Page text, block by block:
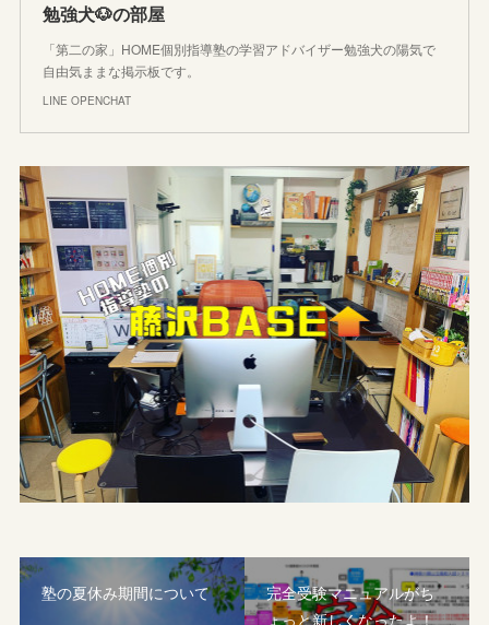
勉強犬🐶の部屋
「第二の家」HOME個別指導塾の学習アドバイザー勉強犬の陽気で
自由気ままな掲示板です。
LINE OPENCHAT
塾の夏休み期間について
完全受験マニュアルがち
ょっと新しくなったよ！